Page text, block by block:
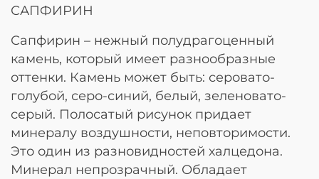
САПФИРИН
Сапфирин – нежный полудрагоценный
камень, который имеет разнообразные
оттенки. Камень может быть: серовато-
голубой, серо-синий, белый, зеленовато-
серый. Полосатый рисунок придает
минералу воздушности, неповторимости.
Это один из разновидностей халцедона.
Минерал непрозрачный. Обладает